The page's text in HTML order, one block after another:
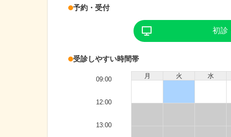
予約・受付
初診
受診しやすい時間帯
月 火 水
09:00
12:00
13:00